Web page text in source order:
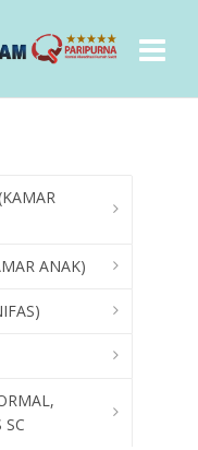
ANAK)
SC